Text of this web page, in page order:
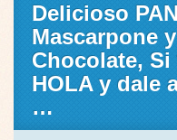
Delicioso
Mascarpone
Chocolate,
HOLA y dale
…